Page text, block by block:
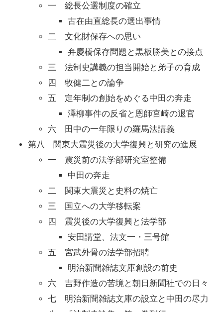
一 総長公選制度の確立
古在由直総長の選出事情
二 文化財保存への思い
弁慶橋保存問題と黒板勝美との接点
三 法制史講義の担当開始と弟子の育成
四 牧健二との論争
五 定年制の創始をめぐる中田の奔走
澤柳事件の反省と恩師宮崎の退官
六 田中の一年限りの羅馬法講義
第八 関東大震災後の大学復興と研究の進展
一 震災前の法学部研究室整備
中田の奔走
二 関東大震災と史料の焼亡
三 国立への大学移転案
四 震災後の大学復興と法学部
安田講堂、法文一・三号館
五 宮武外骨の法学部招聘
明治新聞雑誌文庫創設の前史
六 吉野作造の苦境と朝日新聞社での日々
七 明治新聞雑誌文庫の設立と中田の尽力